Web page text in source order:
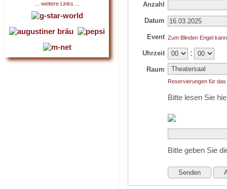
... weitere Links ... Anzahl
Datum
Event Zum Blinden Engel
Uhrzeit :
Raum
Reservierungen für
Bitte lesen Sie
Bitte geben Sie
Senden